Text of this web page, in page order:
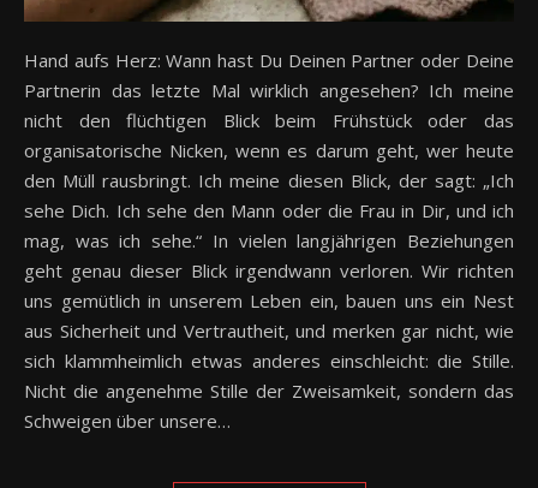
Hand aufs Herz: Wann hast Du Deinen Partner oder Deine
Partnerin das letzte Mal wirklich angesehen? Ich meine
nicht den flüchtigen Blick beim Frühstück oder das
organisatorische Nicken, wenn es darum geht, wer heute
den Müll rausbringt. Ich meine diesen Blick, der sagt: „Ich
sehe Dich. Ich sehe den Mann oder die Frau in Dir, und ich
mag, was ich sehe.“ In vielen langjährigen Beziehungen
geht genau dieser Blick irgendwann verloren. Wir richten
uns gemütlich in unserem Leben ein, bauen uns ein Nest
aus Sicherheit und Vertrautheit, und merken gar nicht, wie
sich klammheimlich etwas anderes einschleicht: die Stille.
Nicht die angenehme Stille der Zweisamkeit, sondern das
Schweigen über unsere…